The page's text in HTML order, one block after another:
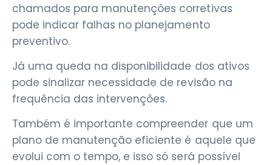
chamados para manutenções corretivas
pode indicar falhas no planejamento
preventivo.
Já uma queda na disponibilidade dos ativos
pode sinalizar necessidade de revisão na
frequência das intervenções.
Também é importante compreender que um
plano de manutenção eficiente é aquele que
evolui com o tempo, e isso só será possível